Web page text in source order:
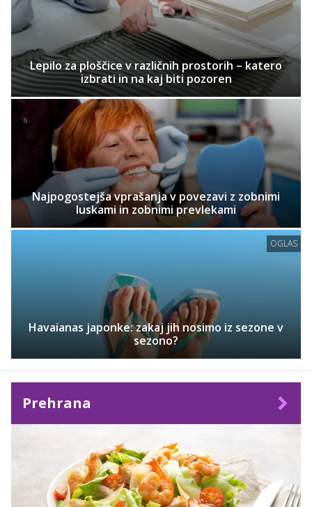
Lepilo za ploščice v različnih prostorih – katero
izbrati in na kaj biti pozoren
Najpogostejša vprašanja v povezavi z zobnimi
luskami in zobnimi prevlekami
OGLAS
Havaianas japonke: zakaj jih nosimo iz sezone v
sezono?
Prehrana